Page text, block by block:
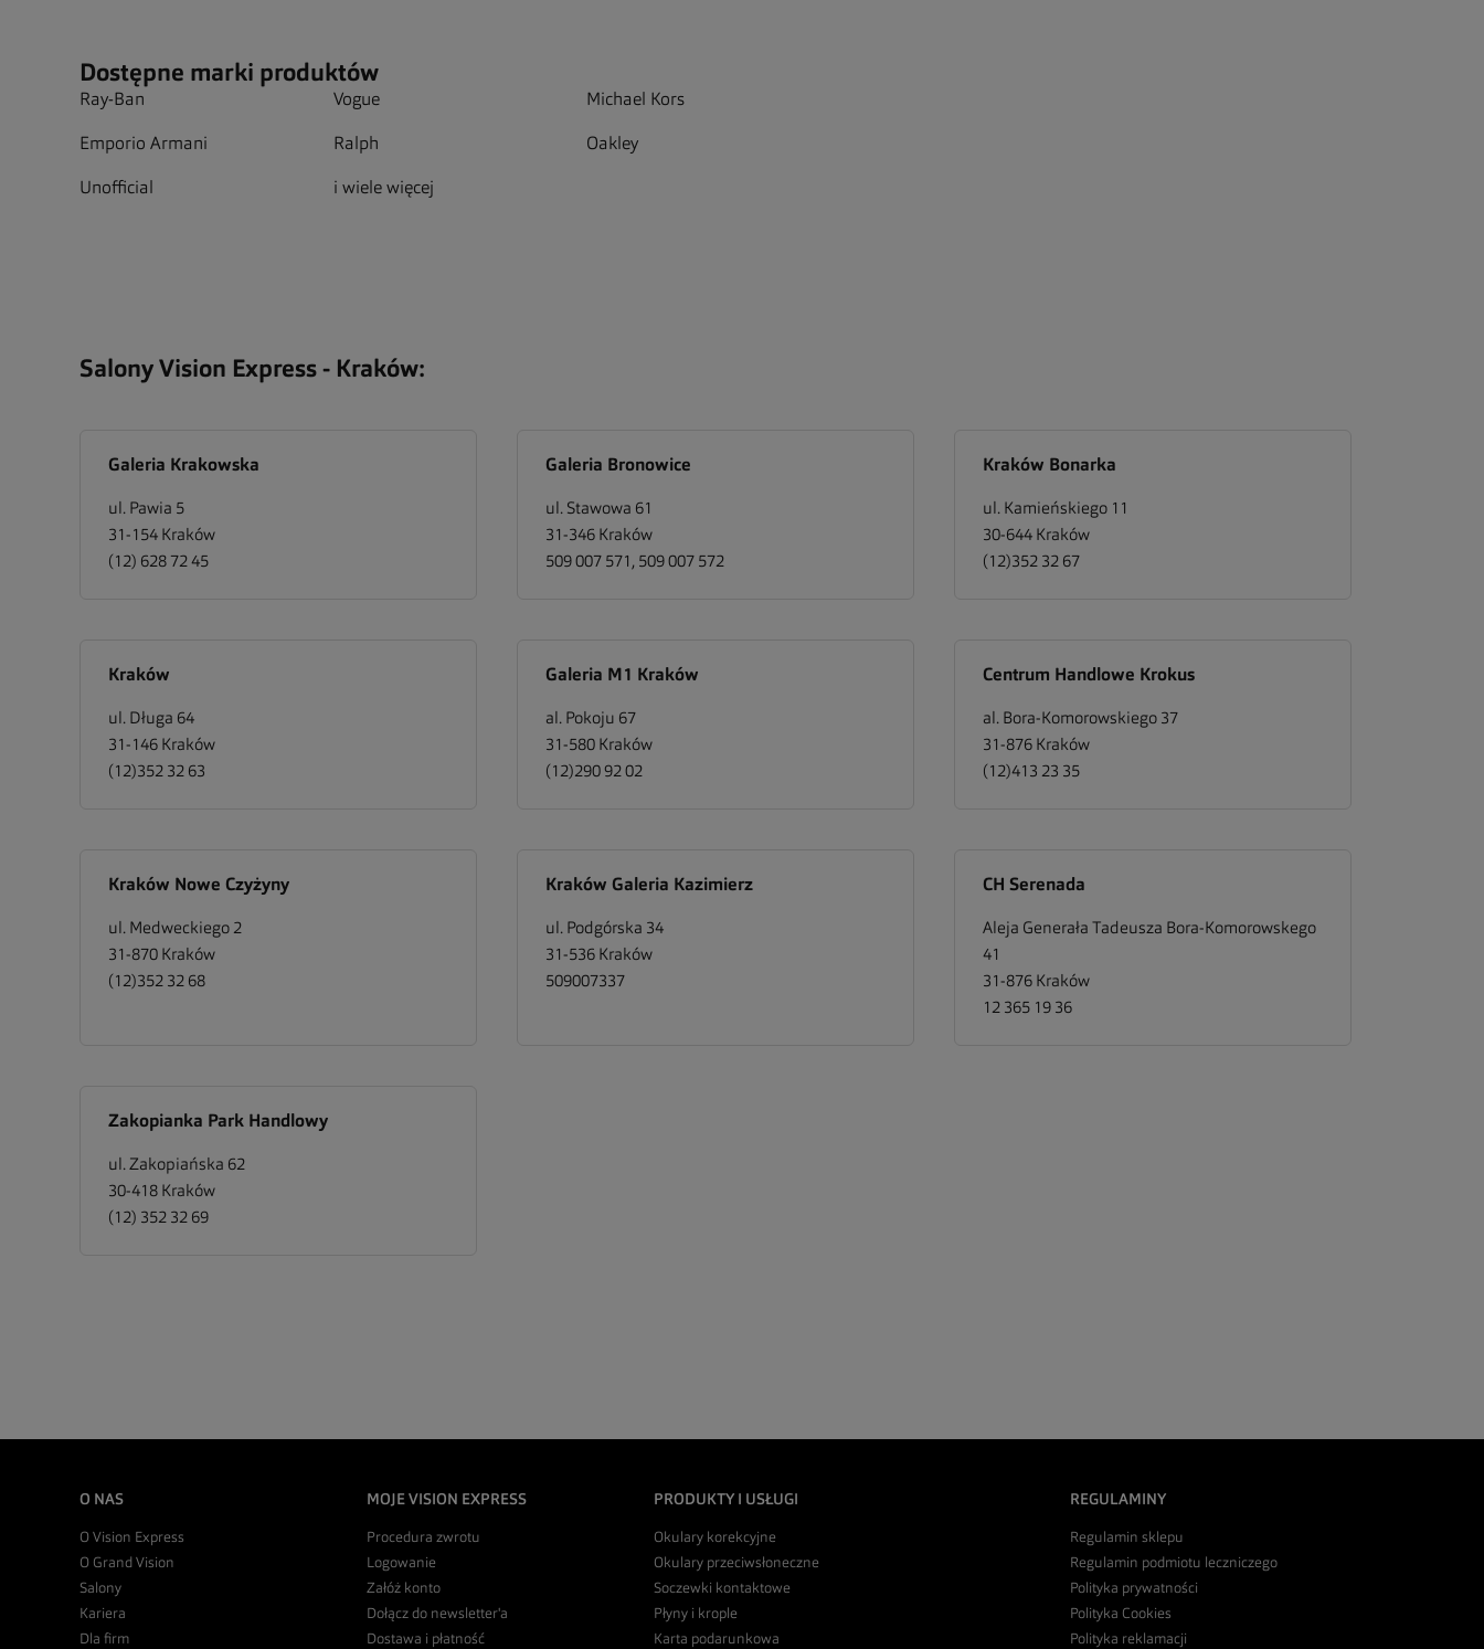
Dostępne marki produktów
Ray-Ban Vogue Michael Kors
Emporio Armani Ralph Oakley
Unofficial i wiele więcej
Salony Vision Express - Kraków:
Galeria Krakowska
ul. Pawia 5
31-154 Kraków
(12) 628 72 45
Galeria Bronowice
ul. Stawowa 61
31-346 Kraków
509 007 571, 509 007 572
Kraków Bonarka
ul. Kamieńskiego 11
30-644 Kraków
(12)352 32 67
Kraków
ul. Długa 64
31-146 Kraków
(12)352 32 63
Galeria M1 Kraków
al. Pokoju 67
31-580 Kraków
(12)290 92 02
Centrum Handlowe Krokus
al. Bora-Komorowskiego 37
31-876 Kraków
(12)413 23 35
Kraków Nowe Czyżyny
ul. Medweckiego 2
31-870 Kraków
(12)352 32 68
Kraków Galeria Kazimierz
ul. Podgórska 34
31-536 Kraków
509007337
CH Serenada
Aleja Generała Tadeusza Bora-Komorowskego
41
31-876 Kraków
12 365 19 36
Zakopianka Park Handlowy
ul. Zakopiańska 62
30-418 Kraków
(12) 352 32 69